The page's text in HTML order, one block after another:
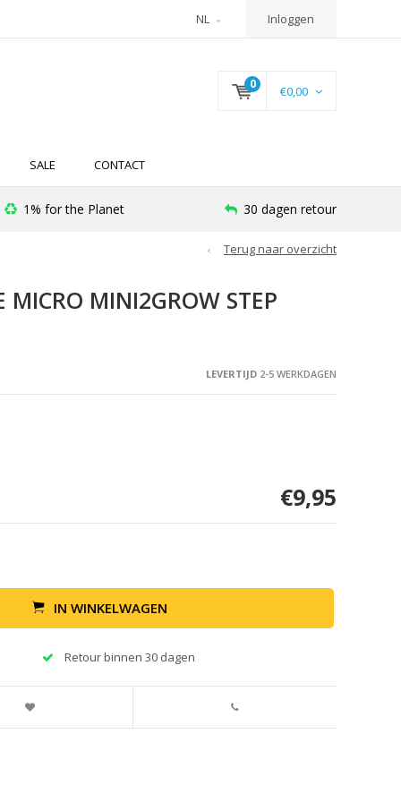
NL Inloggen
0 €0,00
SALE CONTACT
1% for the Planet 30 dagen retour
Terug naar overzicht
MICRO MINI2GROW STEP
LEVERTIJD2-5 WERKDAGEN
€9,95
IN WINKELWAGEN
Retour binnen 30 dagen